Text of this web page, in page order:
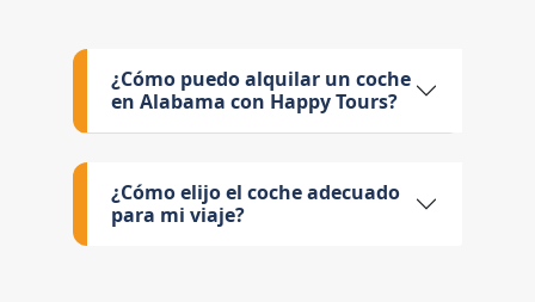
¿Cómo puedo alquilar un coche
en Alabama con Happy Tours?
¿Cómo elijo el coche adecuado
para mi viaje?